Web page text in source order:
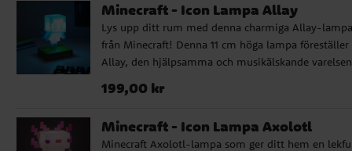
av 2x AAA-batterier (ingår ej), vilket gör den enkel
placera var som helst utan behov av sladdar. Den är
idealisk för att skapa en mysig atmosfär i
eller som en dekorativ detalj för alla Minecraft-
entusiaster. Egenskaper: - 10 cm hög lampa i form
ej) - Autentisk design som återspeglar spelets
Perfekt som nattlampa eller dekorativt inslag -
Minecraft - Icon Lampa Allay
Lys upp ditt rum med denna charmiga Allay-lampa
från Minecraft! Denna 11 cm höga lampa föreställer
Allay, den hjälpsamma och musikälskande varelsen
design och kompakta storlek är den ett perfekt
drivs av 2x AAA-batterier (ingår ej), vilket gör den
Pris: 199,00 kr
199,00 kr
Minecraft - Icon Lampa Axolotl
Minecraft Axolotl-lampa som ger ditt hem en